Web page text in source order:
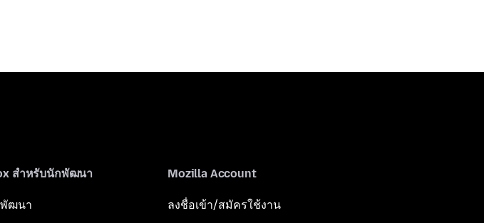
สำหรับนักพัฒนา
ฒนา
Mozilla Account
ลงชื่อเข้า/สมัครใช้งาน